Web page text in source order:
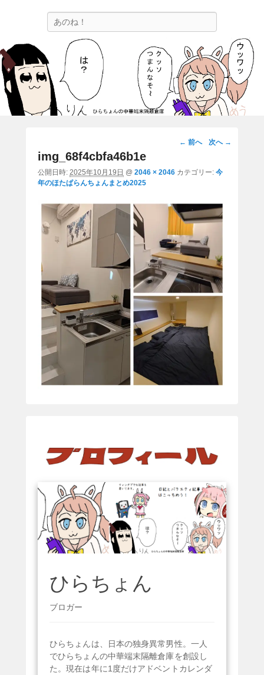
ひらちょんの中華端末隔離倉庫
ほたがページ上部にある検索バーを消してくれたサイトです。
画
ー
シ
ョ
ン
← 前へ 次へ →
img_68f4cbfa46b1e
公開日時: 2025年10月19日 @ 2046 × 2046 カテゴリー: 今
年のほたぱらんちょんまとめ2025
ひらちょん
ブロガー
ひらちょんは、日本の独身異常男性。一人
でひらちょんの中華端末隔離倉庫を創設し
た。現在は年に1度だけアドベントカレンダ